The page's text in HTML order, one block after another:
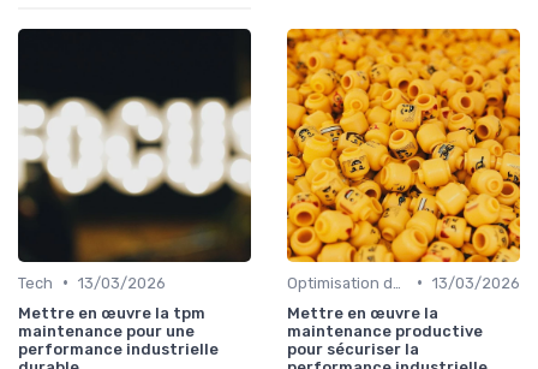
Tech • 13/03/2026
Mettre en œuvre la tpm
maintenance pour une
performance industrielle
• 13/03/2026
Mettre en œuvre la
maintenance productive
pour sécuriser la